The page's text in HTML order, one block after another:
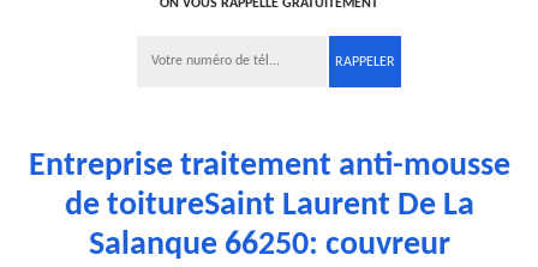
ON VOUS RAPPELLE GRATUITEMENT
Entreprise traitement anti-mousse
de toitureSaint Laurent De La
Salanque 66250: couvreur